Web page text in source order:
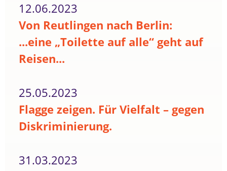
12.06.2023
Von Reutlingen nach Berlin:
...eine „Toilette auf alle“ geht auf
Reisen...
25.05.2023
Flagge zeigen. Für Vielfalt – gegen
Diskriminierung.
31.03.2023